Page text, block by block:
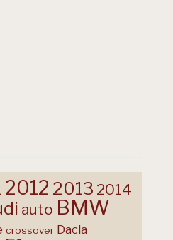
2012 2013 2014
auto BMW
crossover Dacia